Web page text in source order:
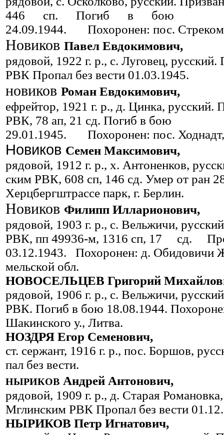
446 сп. Погиб в бою
24.09.1944. Похоронен: пос.
Новиков Павел Евдокимович,
рядовой, 1922 г. р., с. Луговец,
РВК Пропал без вести 01.03.1945.
новиков Роман Евдокимович,
ефрейтор, 1921 г. р., д. Цинка, русский.
РВК, 78 ап, 21 сд. Погиб в бою
29.01.1945. Похоронен: пос.
Новиков Семен Максимович,
рядовой, 1912 г. р., х. Антоненков,
ским РВК, 608 сп, 146 сд. Умер от ран
Херцбергштрассе парк, г. Бер­лин.
Новиков Филипп Илларионович,
рядовой, 1903 г. р., с. Вельжичи,
РВК, пп 49936-м, 1316 сп, 17 сд.
03.12.1943. Похоронен: д. Обидовичи
мельской обл.
НОВОСЕЛЬЦЕВ Григорий
рядовой, 1906 г. р., с. Вельжичи,
РВК. Погиб в бою 18.08.1944.
Шакинского у., Литва.
НОЗДРЯ Егор Семенович,
ст. сержант, 1916 г. р., пос. Боршов,
пал без вести.
ныриков Андрей Антонович,
рядовой, 1909 г. р., д. Старая
Мглинским РВК Пропал без вести
НЫРИКОВ Петр Игнатович,